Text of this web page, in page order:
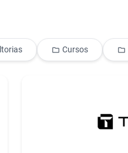
folder Cursos folder